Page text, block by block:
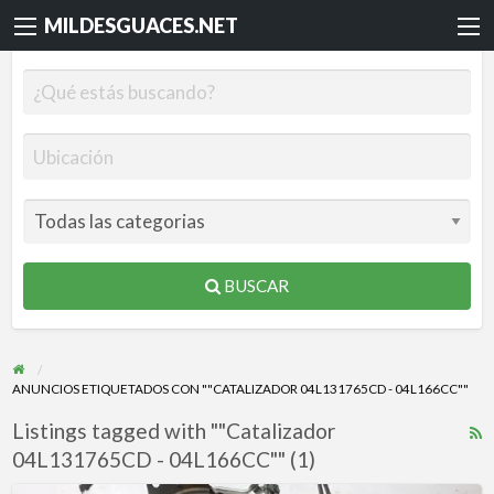
MILDESGUACES.NET
BUSCAR
ANUNCIOS ETIQUETADOS CON ""CATALIZADOR 04L131765CD - 04L166CC""
Listings tagged with ""Catalizador
04L131765CD - 04L166CC"" (1)